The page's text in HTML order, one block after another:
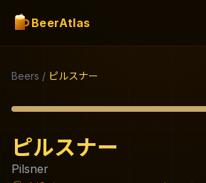
BeerAtlas
Beers / ピルスナー
ピルスナー
Pilsner